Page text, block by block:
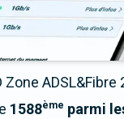
ADSL&Fibre
1588ème parmi